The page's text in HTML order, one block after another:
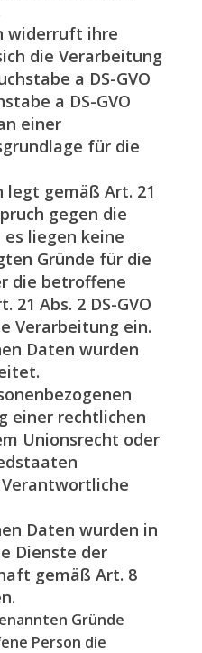
widerruft ihre
die Verarbeitung
a DS-GVO
a DS-GVO
einer
für die
legt gemäß Art. 21
gegen die
liegen keine
Gründe für die
die betroffene
21 Abs. 2 DS-GVO
Verarbeitung ein.
Daten wurden
einer rechtlichen
Unionsrecht oder
Daten wurden in
Dienste der
gemäß Art. 8
Gründe
Person die